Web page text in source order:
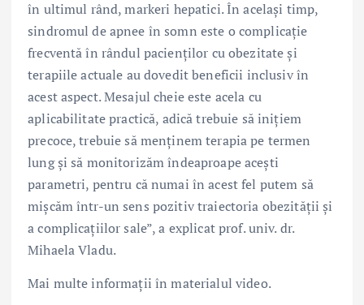
în ultimul rând, markeri hepatici. În același timp,
sindromul de apnee în somn este o complicație
frecventă în rândul pacienților cu obezitate și
terapiile actuale au dovedit beneficii inclusiv în
acest aspect. Mesajul cheie este acela cu
aplicabilitate practică, adică trebuie să inițiem
precoce, trebuie să menținem terapia pe termen
lung și să monitorizăm îndeaproape acești
parametri, pentru că numai în acest fel putem să
mișcăm într-un sens pozitiv traiectoria obezității și
a complicațiilor sale”, a explicat prof. univ. dr.
Mihaela Vladu.
Mai multe informații în materialul video.